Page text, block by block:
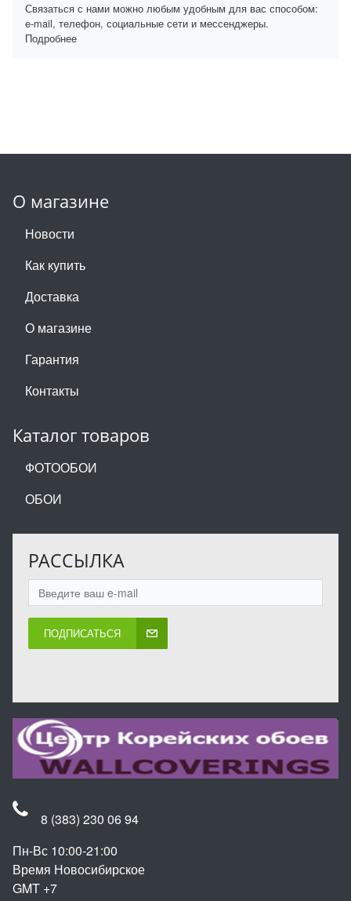
Связаться с нами можно любым удобным для вас способом:
e-mail, телефон, социальные сети и мессенджеры.
Подробнее
О магазине
Новости
Как купить
Доставка
О магазине
Гарантия
Контакты
Каталог товаров
ФОТООБОИ
ОБОИ
РАССЫЛКА
ПОДПИСАТЬСЯ
8 (383) 230 06 94
Пн-Вс 10:00-21:00
Время Новосибирское
GMT +7